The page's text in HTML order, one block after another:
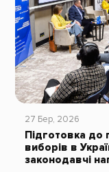
27 Бер, 2026
Підготовка до
виборів в
законодавчі